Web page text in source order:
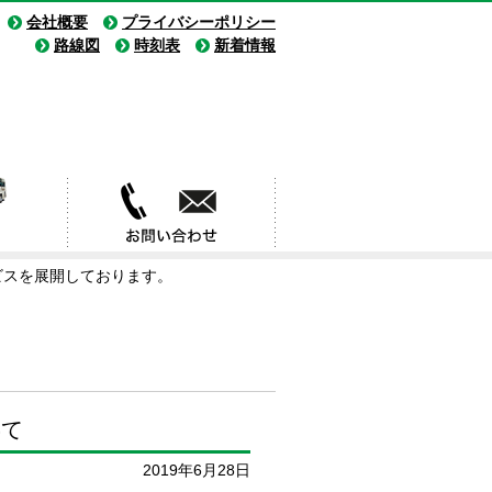
を展開しております。
プライバシーポリシー
会社概要
新着情報
時刻表
路線図
2019年6月28日